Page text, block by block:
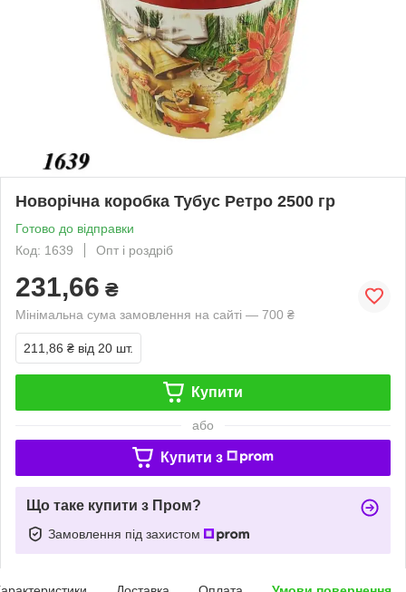
Новорічна коробка Тубус Ретро 2500 гр
Готово до відправки
Код: 1639
Опт і роздріб
231,66 ₴
Мінімальна сума замовлення на сайті — 700 ₴
211,86 ₴ від 20 шт.
Купити
або
Купити з
Що таке купити з Пром?
Замовлення під захистом